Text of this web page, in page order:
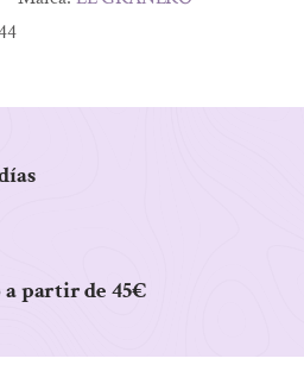
partir de 45€